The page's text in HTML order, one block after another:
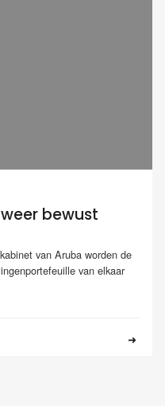
bewust
van Aruba worden de
van elkaar